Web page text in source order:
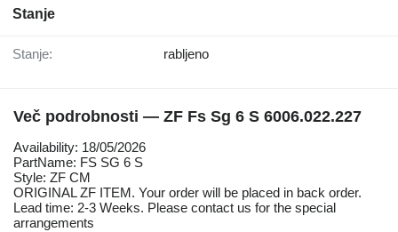
Stanje
Stanje: rabljeno
Več podrobnosti — ZF Fs Sg 6 S 6006.022.227
Availability: 18/05/2026
PartName: FS SG 6 S
Style: ZF CM
ORIGINAL ZF ITEM. Your order will be placed in back order.
Lead time: 2-3 Weeks. Please contact us for the special
arrangements